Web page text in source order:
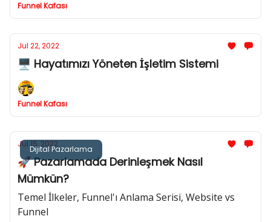
Funnel Kafası
Jul 22, 2022
🖥 Hayatımızı Yöneten İşletim Sistemi
Funnel Kafası
Dijital Pazarlama
Jul 15, 2022
🚀 Pazarlamada Derinleşmek Nasıl
Mümkün?
Temel İlkeler, Funnel'ı Anlama Serisi, Website vs
Funnel